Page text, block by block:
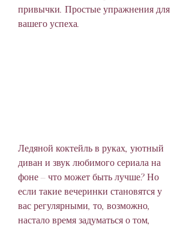
привычки. Простые упражнения для
вашего успеха.
Ледяной коктейль в руках, уютный
диван и звук любимого сериала на
фоне – что может быть лучше? Но
если такие вечеринки становятся у
вас регулярными, то, возможно,
настало время задуматься о том,